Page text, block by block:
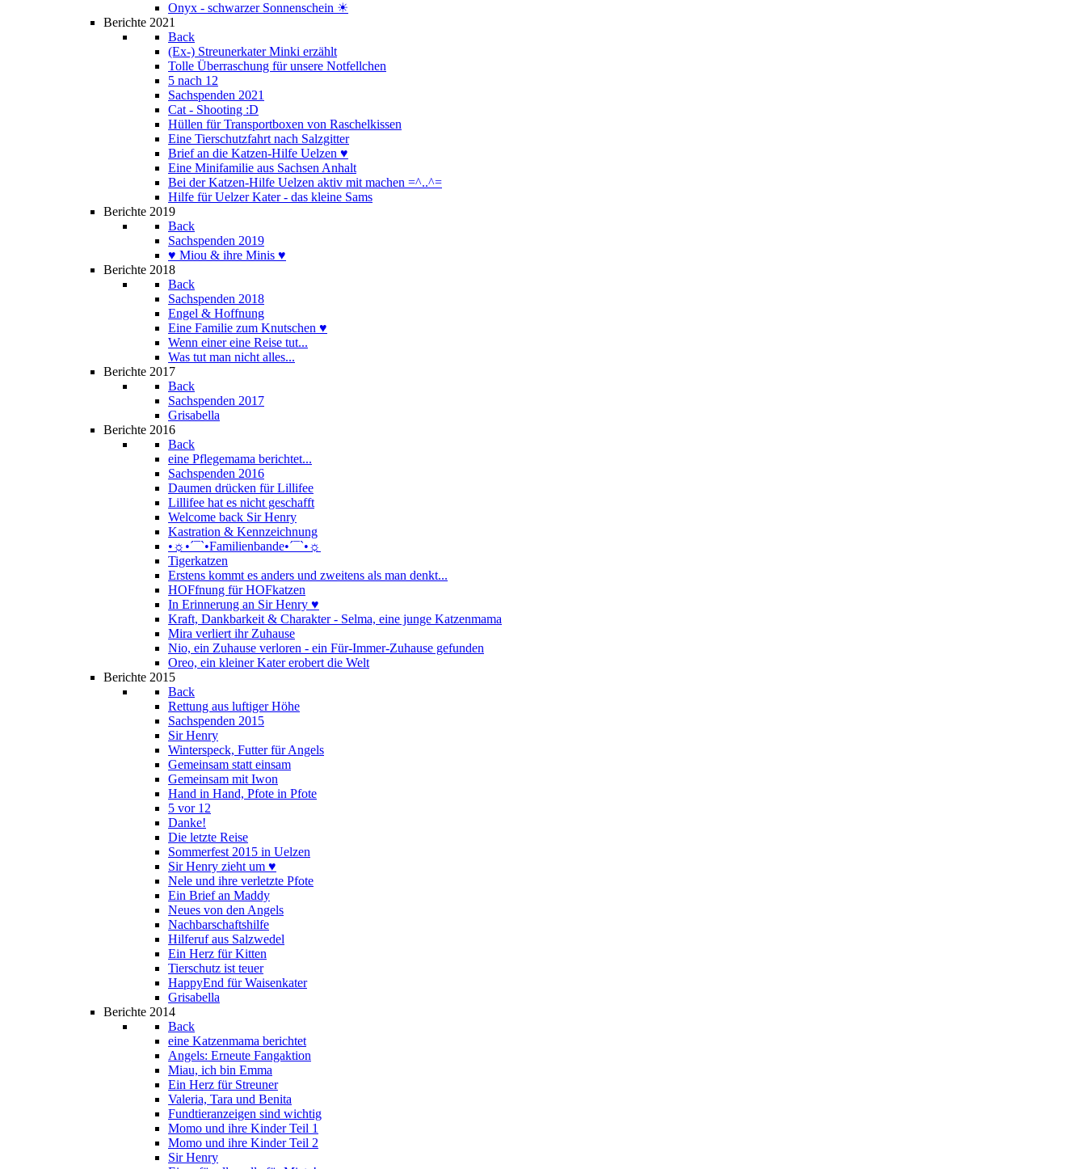
Onyx - schwarzer Sonnenschein ☀
Berichte 2021
Back
(Ex-) Streunerkater Minki erzählt
Tolle Überraschung für unsere Notfellchen
5 nach 12
Sachspenden 2021
Cat - Shooting :D
Hüllen für Transportboxen von Raschelkissen
Eine Tierschutzfahrt nach Salzgitter
Brief an die Katzen-Hilfe Uelzen ♥
Eine Minifamilie aus Sachsen Anhalt
Bei der Katzen-Hilfe Uelzen aktiv mit machen =^..^=
Hilfe für Uelzer Kater - das kleine Sams
Berichte 2019
Back
Sachspenden 2019
♥ Miou & ihre Minis ♥
Berichte 2018
Back
Sachspenden 2018
Engel & Hoffnung
Eine Familie zum Knutschen ♥
Wenn einer eine Reise tut...
Was tut man nicht alles...
Berichte 2017
Back
Sachspenden 2017
Grisabella
Berichte 2016
Back
eine Pflegemama berichtet...
Sachspenden 2016
Daumen drücken für Lillifee
Lillifee hat es nicht geschafft
Welcome back Sir Henry
Kastration & Kennzeichnung
•☼•´¯`•Familienbande•´¯`•☼
Tigerkatzen
Erstens kommt es anders und zweitens als man denkt...
HOFfnung für HOFkatzen
In Erinnerung an Sir Henry ♥
Kraft, Dankbarkeit & Charakter - Selma, eine junge Katzenmama
Mira verliert ihr Zuhause
Nio, ein Zuhause verloren - ein Für-Immer-Zuhause gefunden
Oreo, ein kleiner Kater erobert die Welt
Berichte 2015
Back
Rettung aus luftiger Höhe
Sachspenden 2015
Sir Henry
Winterspeck, Futter für Angels
Gemeinsam statt einsam
Gemeinsam mit Iwon
Hand in Hand, Pfote in Pfote
5 vor 12
Danke!
Die letzte Reise
Sommerfest 2015 in Uelzen
Sir Henry zieht um ♥
Nele und ihre verletzte Pfote
Ein Brief an Maddy
Neues von den Angels
Nachbarschaftshilfe
Hilferuf aus Salzwedel
Ein Herz für Kitten
Tierschutz ist teuer
HappyEnd für Waisenkater
Grisabella
Berichte 2014
Back
eine Katzenmama berichtet
Angels: Erneute Fangaktion
Miau, ich bin Emma
Ein Herz für Streuner
Valeria, Tara und Benita
Fundtieranzeigen sind wichtig
Momo und ihre Kinder Teil 1
Momo und ihre Kinder Teil 2
Sir Henry